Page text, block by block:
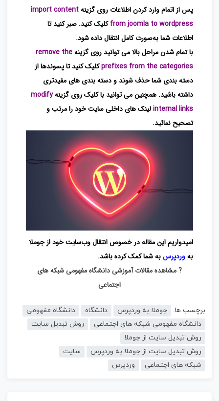
پس از اتمام وارد کردن اطلاعات روی گزینهimport content
from joomla to wordpressکلیک کنید. صبر کنید تا
اطلاعات شما به‌صورت کامل انتقال داده شود.
با تمام شدن مراحل بالا می توانید روی گزینهremove the
prefixes from the categoriesکلیک کنید تا پسوندها از
دسته‌ بندی ‌شما حذف شوند و دسته ‌بندی ‌های مفیدتری
داشته باشید.همچنین می توانید با کلیک روی گزینهmodify
internal linksلینک‌ های داخلی سایت خود را مرتب و
تصحیح نمائید.
امیدواریم این مقاله در خصوص انتقال وب‌سایت خود از جوملا
بهوردپرسبه شما کمک کرده باشد.
? مشاهده مقالات آموزشی دانشگاه مفهومی شبکه های
اجتماعی
برچسب ها: جوملا به وردپرس دانشگاه
دانشگاه مفهومی
دانشگاه مفهومی شبکه های اجتماعی
روش تبدیل سایت
روش تبدیل سایت از جوملا
روش تبدیل سایت از جوملا به وردپرس
سایت
شبکه های اجتماعی
وردپرس